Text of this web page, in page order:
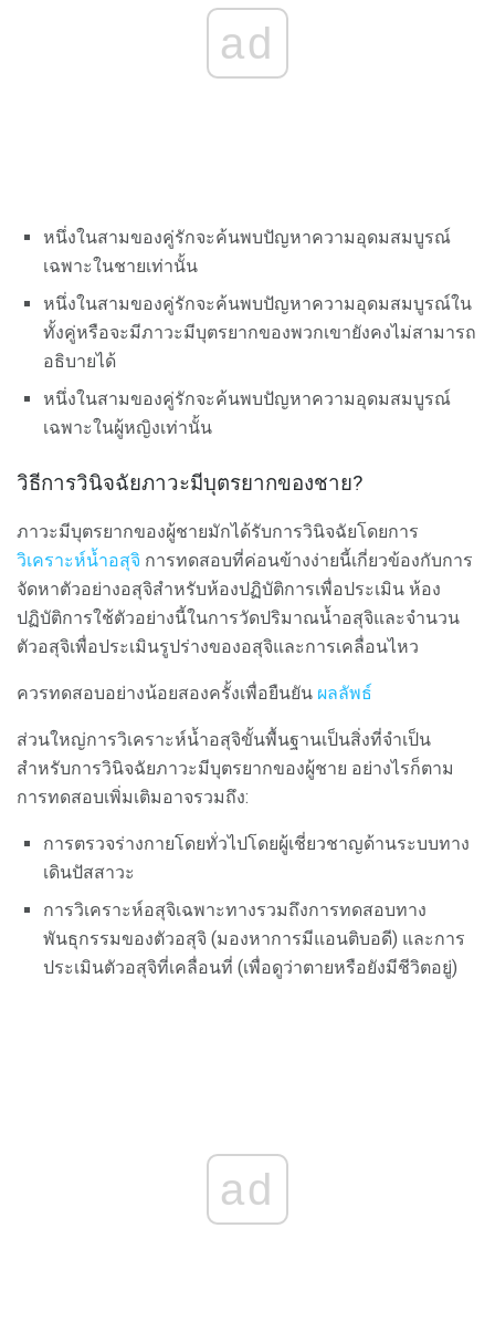
ad
หนึ่งในสามของคู่รักจะค้นพบปัญหาความอุดมสมบูรณ์
เฉพาะในชายเท่านั้น
หนึ่งในสามของคู่รักจะค้นพบปัญหาความอุดมสมบูรณ์ใน
ทั้งคู่หรือจะมีภาวะมีบุตรยากของพวกเขายังคงไม่สามารถ
อธิบายได้
หนึ่งในสามของคู่รักจะค้นพบปัญหาความอุดมสมบูรณ์
เฉพาะในผู้หญิงเท่านั้น
วิธีการวินิจฉัยภาวะมีบุตรยากของชาย?
ภาวะมีบุตรยากของผู้ชายมักได้รับการวินิจฉัยโดยการ
วิเคราะห์น้ำอสุจิ การทดสอบที่ค่อนข้างง่ายนี้เกี่ยวข้องกับการ
จัดหาตัวอย่างอสุจิสำหรับห้องปฏิบัติการเพื่อประเมิน ห้อง
ปฏิบัติการใช้ตัวอย่างนี้ในการวัดปริมาณน้ำอสุจิและจำนวน
ตัวอสุจิเพื่อประเมินรูปร่างของอสุจิและการเคลื่อนไหว
ควรทดสอบอย่างน้อยสองครั้งเพื่อยืนยัน ผลลัพธ์
ส่วนใหญ่การวิเคราะห์น้ำอสุจิขั้นพื้นฐานเป็นสิ่งที่จำเป็น
สำหรับการวินิจฉัยภาวะมีบุตรยากของผู้ชาย อย่างไรก็ตาม
การทดสอบเพิ่มเติมอาจรวมถึง:
การตรวจร่างกายโดยทั่วไปโดยผู้เชี่ยวชาญด้านระบบทาง
เดินปัสสาวะ
การวิเคราะห์อสุจิเฉพาะทางรวมถึงการทดสอบทาง
พันธุกรรมของตัวอสุจิ (มองหาการมีแอนติบอดี) และการ
ประเมินตัวอสุจิที่เคลื่อนที่ (เพื่อดูว่าตายหรือยังมีชีวิตอยู่)
ad